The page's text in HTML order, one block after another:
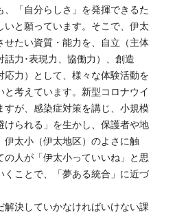
、「自分らしさ」を発揮できるた
いと願っています。そこで、伊太
せたい資質・能力を、自立（主体
力･表現力、協働力）、創造
応力）として、様々な体験活動を
考えています。新型コロナウイ
すが、感染症対策を講じ、小規模
けられる」を生かし、保護者や地
伊太小（伊太地区）のよさに触
の人が「伊太小っていいね」と思
くことで、「夢ある統合」に近づ
決していかなければいけない課